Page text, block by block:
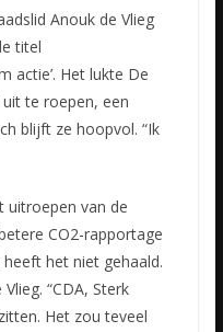
Anouk de Vlieg
titel
actie’. Het lukte De
te roepen, een
blijft ze hoopvol. “Ik
uitroepen van de
CO2-rapportage
het niet gehaald.
“CDA, Sterk
Het zou teveel